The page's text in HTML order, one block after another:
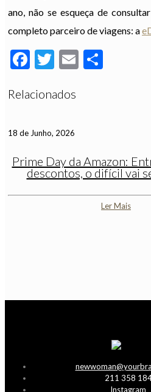
ano, não se esqueça de
completo parceiro de viagens: a
Facebook
Twitter
Email
Relacionados
18 de Junho, 2026
Prime Day da Amazon:
descontos, o difícil vai
Ler Mais
211 358
Instagram